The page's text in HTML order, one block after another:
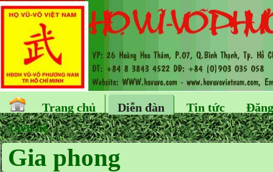
Trang chủ Diễn đàn Tin tức
Liên hệ
Gia phong